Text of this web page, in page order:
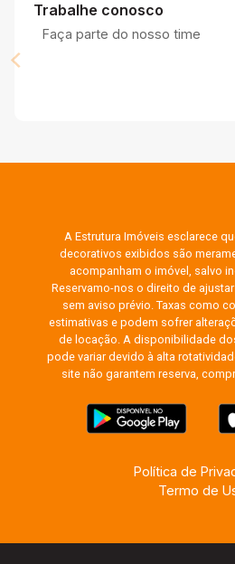
Trabalhe conosco
Faça parte do nosso time
A Estrutura Imóveis esclarece
decorativos exibidos são
acompanham o imóvel, salvo
Reservamo-nos o direito de
sem aviso prévio. Taxas como
estimativas e podem sofrer
de locação. A disponibilidade
pode variar devido à alta
site não garantem reserva,
Política de
Termo de